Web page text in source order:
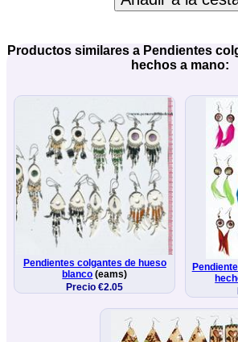
Productos similares a Pendientes
hechos a mano:
Pendientes colgantes de hueso
blanco (eams)
Precio €2.05